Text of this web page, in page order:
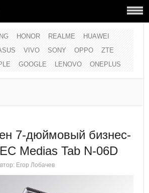
HONOR REALME
HUAWEI
VIVO SONY OPPO
ZTE
GOOGLE LENOVO ONEPLUS
7-дюймовый бизнес-
Medias Tab N-06D
Егор Лобачев